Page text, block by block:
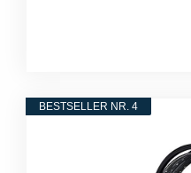
BESTSELLER NR. 4